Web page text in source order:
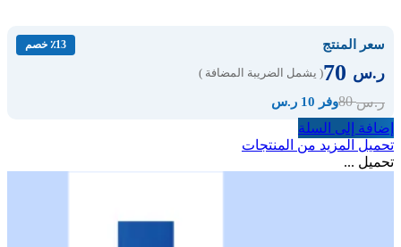
سعر المنتج ٪13 خصم
ر.س ( يشمل الضريبة المضافة )
ر.س80 وفر 10 ر.س
إضافة إلى السلة
تحميل المزيد من المنتجات
تحميل ...